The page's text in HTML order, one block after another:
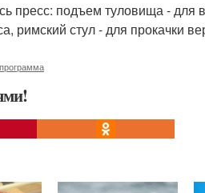
пресс: подъем туловища - для
римский стул - для прокачки